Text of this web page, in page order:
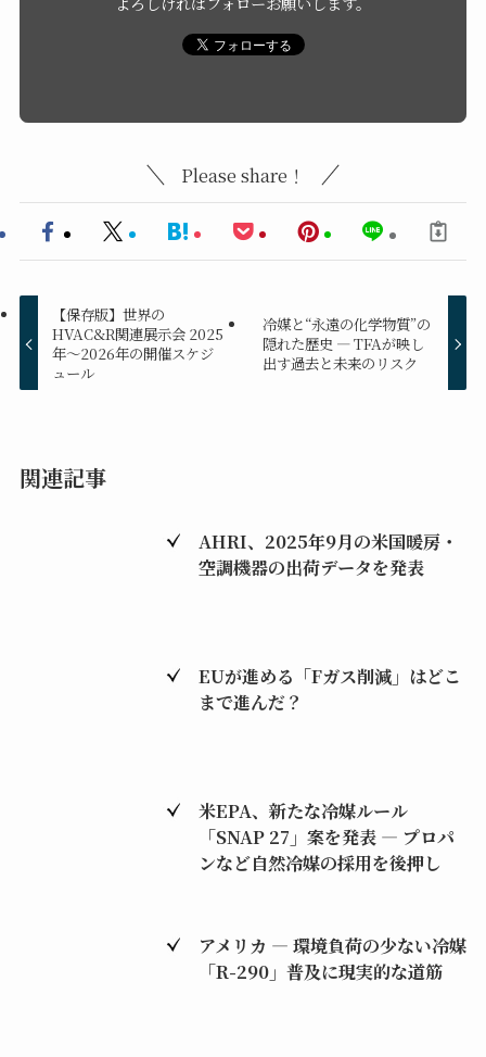
Please share！
【保存版】世界の
HVAC&R関連展示会 2025
年～2026年の開催スケジ
ュール
冷媒と“永遠の化学物質”の
隠れた歴史 ― TFAが映し
出す過去と未来のリスク
関連記事
AHRI、2025年9月の米国暖房・
空調機器の出荷データを発表
EUが進める「Fガス削減」はどこ
まで進んだ？
米EPA、新たな冷媒ルール
「SNAP 27」案を発表 ― プロパ
ンなど自然冷媒の採用を後押し
アメリカ ― 環境負荷の少ない冷媒
「R-290」普及に現実的な道筋